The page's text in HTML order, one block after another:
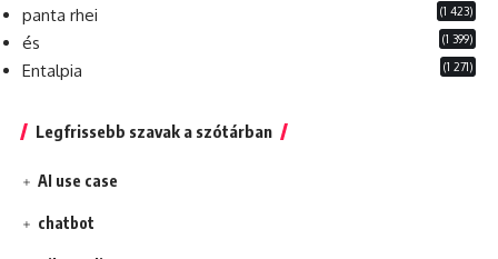
panta rhei (1 423)
és (1 399)
Entalpia (1 271)
Legfrissebb szavak a szótárban
AI use case
chatbot